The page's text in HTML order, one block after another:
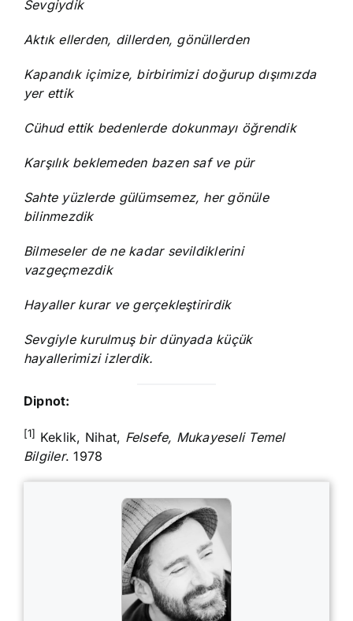
Sevgiydik
Aktık ellerden, dillerden, gönüllerden
Kapandık içimize, birbirimizi doğurup dışımızda
yer ettik
Cühud ettik bedenlerde dokunmayı öğrendik
Karşılık beklemeden bazen saf ve pür
Sahte yüzlerde gülümsemez, her gönüle
bilinmezdik
Bilmeseler de ne kadar sevildiklerini
vazgeçmezdik
Hayaller kurar ve gerçekleştirirdik
Sevgiyle kurulmuş bir dünyada küçük
hayallerimizi izlerdik.
Dipnot:
[1] Keklik, Nihat, Felsefe, Mukayeseli Temel
Bilgiler. 1978